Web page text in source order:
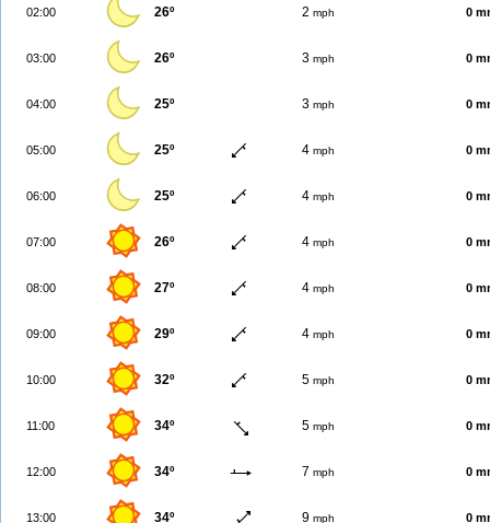
02:00 26º 2 mph 0
03:00 26º 3 mph 0
04:00 25º 3 mph 0
05:00 25º 4 mph 0
06:00 25º 4 mph 0
07:00 26º 4 mph 0
08:00 27º 4 mph 0
09:00 29º 4 mph 0
10:00 32º 5 mph 0
11:00 34º 5 mph 0
12:00 34º 7 mph 0
13:00 34º 9 mph 0